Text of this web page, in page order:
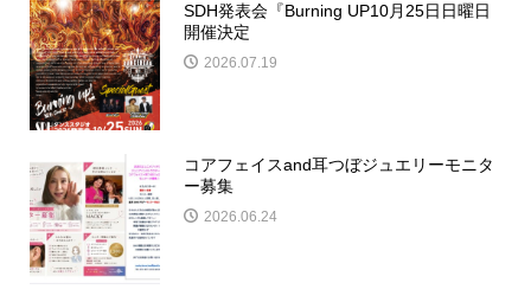
SDH発表会『Burning UP10月25日日曜日
開催決定
2026.07.19
コアフェイスand耳つぼジュエリーモニタ
ー募集
2026.06.24